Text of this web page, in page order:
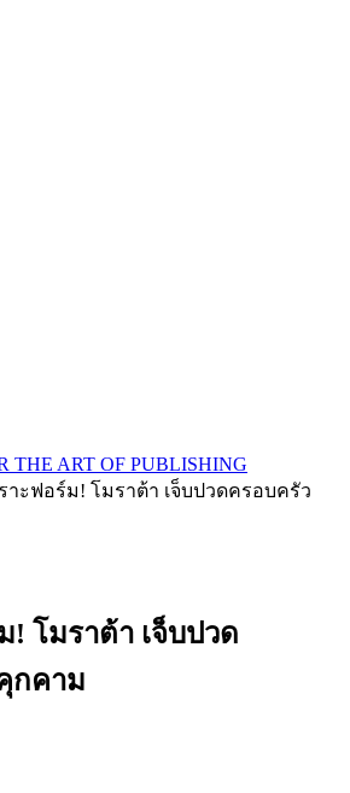
THE ART OF PUBLISHING
าะฟอร์ม! โมราต้า เจ็บปวดครอบครัว
! โมราต้า เจ็บปวด
กคาม